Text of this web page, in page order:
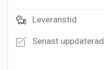
Leveranstid
Senast uppdaterad